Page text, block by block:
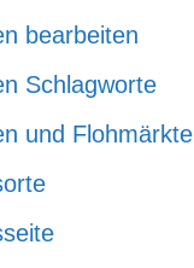
bearbeiten
Schlagworte
und Flohmärkte